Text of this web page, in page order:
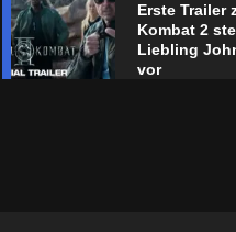
Erste Trailer
Kombat 2
Liebling
vor